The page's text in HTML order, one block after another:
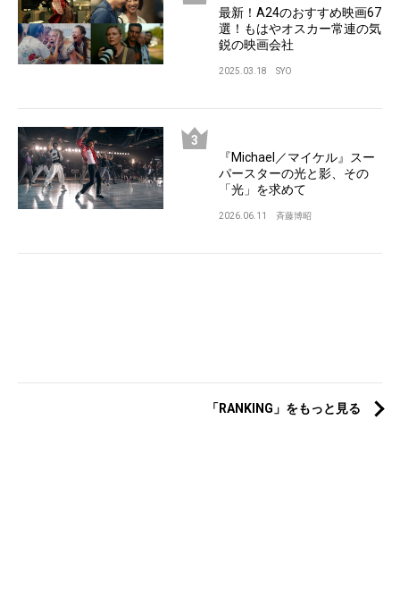
最新！A24のおすすめ映画67
選！もはやオスカー常連の気
鋭の映画会社
2025.03.18 SYO
『Michael／マイケル』スー
パースターの光と影、その
「光」を求めて
2026.06.11 斉藤博昭
「RANKING」をもっと見る